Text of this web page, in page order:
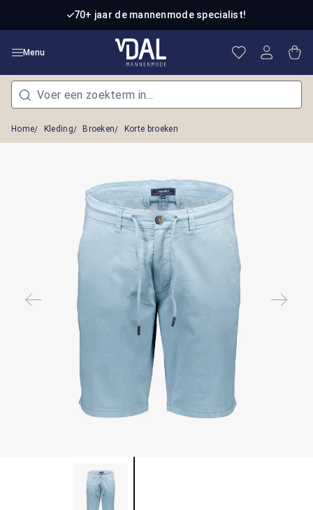
Ga naar de hoofdinhoud70+ jaar de mannenmode specialist!
Menu Je hebt 0
Home Kleding Broeken Korte broeken